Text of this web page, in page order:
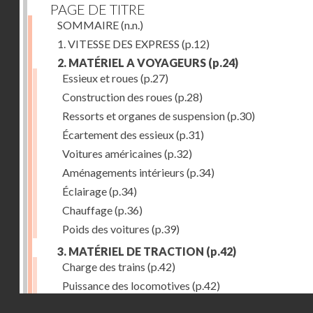
PAGE DE TITRE
SOMMAIRE(n.n.)
1. VITESSE DES EXPRESS (p.12)
2. MATÉRIEL A VOYAGEURS (p.24)
Essieux et roues (p.27)
Construction des roues (p.28)
Ressorts et organes de suspension(p.30)
Écartement des essieux(p.31)
Voitures américaines (p.32)
Aménagements intérieurs (p.34)
Éclairage(p.34)
Chauffage(p.36)
Poids des voitures (p.39)
3. MATÉRIEL DE TRACTION (p.42)
Charge des trains (p.42)
Puissance des locomotives (p.42)